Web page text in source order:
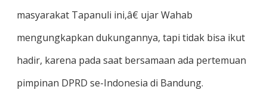
masyarakat Tapanuli ini,â€ ujar Wahab
mengungkapkan dukungannya, tapi tidak bisa ikut
hadir, karena pada saat bersamaan ada pertemuan
pimpinan DPRD se-Indonesia di Bandung.